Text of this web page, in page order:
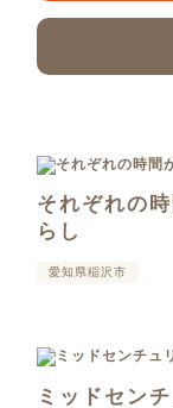
それぞれの
らし
愛知県稲沢市
ミッドセン